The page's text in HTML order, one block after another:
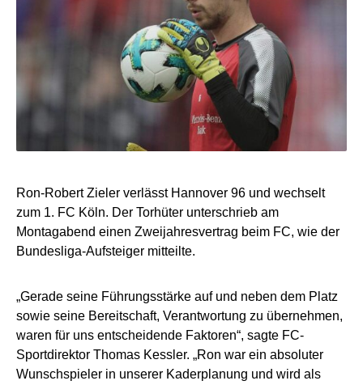
Ron-Robert Zieler verlässt Hannover 96 und wechselt
zum 1. FC Köln. Der Torhüter unterschrieb am
Montagabend einen Zweijahresvertrag beim FC, wie der
Bundesliga-Aufsteiger mitteilte.
„Gerade seine Führungsstärke auf und neben dem Platz
sowie seine Bereitschaft, Verantwortung zu übernehmen,
waren für uns entscheidende Faktoren“, sagte FC-
Sportdirektor Thomas Kessler. „Ron war ein absoluter
Wunschspieler in unserer Kaderplanung und wird als